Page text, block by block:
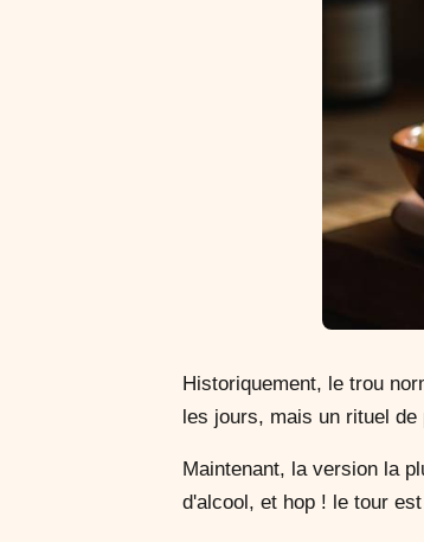
Historiquement, le trou
les jours, mais un rituel de
Maintenant, la version la
d'alcool, et hop ! le tour